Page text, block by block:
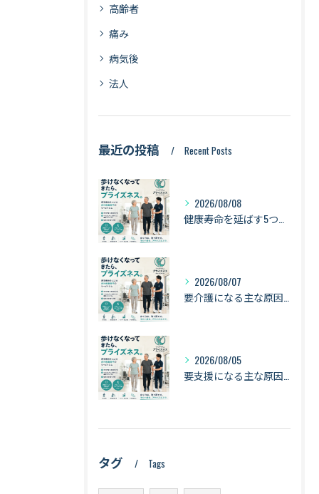
高齢者
痛み
病気後
法人
最近の投稿 Recent Posts
2026/08/08
2026/08/07
2026/08/05
タグ Tags